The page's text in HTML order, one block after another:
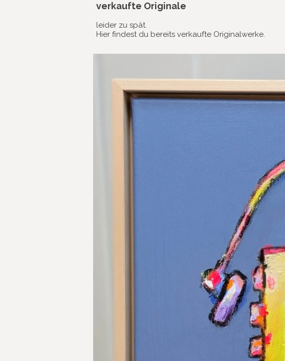
verkaufte Originale
leider zu spät.
Hier findest du bereits verkaufte Originalwerke.